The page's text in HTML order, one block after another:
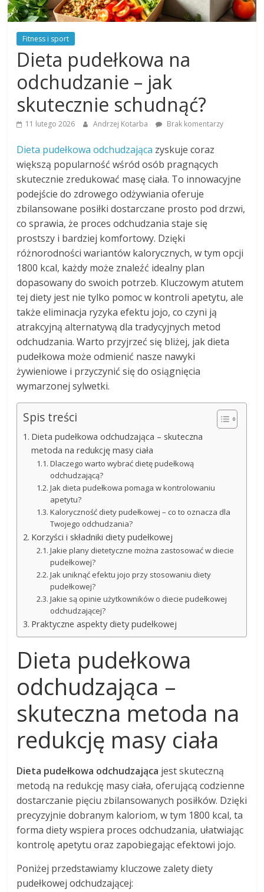
Fitness i sport
Dieta pudełkowa na
odchudzanie – jak
skutecznie schudnąć?
11 lutego 2026 Andrzej Kotarba Brak komentarzy
Dieta pudełkowa odchudzająca zyskuje coraz
większą popularność wśród osób pragnących
skutecznie zredukować masę ciała. To innowacyjne
podejście do zdrowego odżywiania oferuje
zbilansowane posiłki dostarczane prosto pod drzwi,
co sprawia, że proces odchudzania staje się
prostszy i bardziej komfortowy. Dzięki
różnorodności wariantów kalorycznych, w tym opcji
1800 kcal, każdy może znaleźć idealny plan
dopasowany do swoich potrzeb. Kluczowym atutem
tej diety jest nie tylko pomoc w kontroli apetytu, ale
także eliminacja ryzyka efektu jojo, co czyni ją
atrakcyjną alternatywą dla tradycyjnych metod
odchudzania. Warto przyjrzeć się bliżej, jak dieta
pudełkowa może odmienić nasze nawyki
żywieniowe i przyczynić się do osiągnięcia
wymarzonej sylwetki.
Spis treści
Dieta pudełkowa odchudzająca – skuteczna
metoda na redukcję masy ciała
Dlaczego warto wybrać dietę pudełkową
odchudzającą?
Jak dieta pudełkowa pomaga w kontrolowaniu
apetytu?
Kaloryczność diety pudełkowej – co to oznacza dla
Twojego odchudzania?
Korzyści i składniki diety pudełkowej
Jakie plany dietetyczne można zastosować w diecie
pudełkowej?
Jak uniknąć efektu jojo przy stosowaniu diety
pudełkowej?
Jakie są opinie użytkowników o diecie pudełkowej
odchudzającej?
Praktyczne aspekty diety pudełkowej
Dieta pudełkowa
odchudzająca –
skuteczna metoda na
redukcję masy ciała
Dieta pudełkowa odchudzająca jest skuteczną
metodą na redukcję masy ciała, oferującą codzienne
dostarczanie pięciu zbilansowanych posiłków. Dzięki
precyzyjnie dobranym kaloriom, w tym 1800 kcal, ta
forma diety wspiera proces odchudzania, ułatwiając
kontrolę apetytu oraz zapobiegając efektowi jojo.
Poniżej przedstawiamy kluczowe zalety diety
pudełkowej odchudzającej: